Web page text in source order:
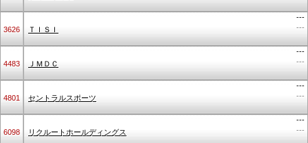
3626 ＴＩＳＩ
---
---
4483 ＪＭＤＣ
---
---
4801 セントラルスポーツ
---
---
6098 リクルートホールディングス
---
---